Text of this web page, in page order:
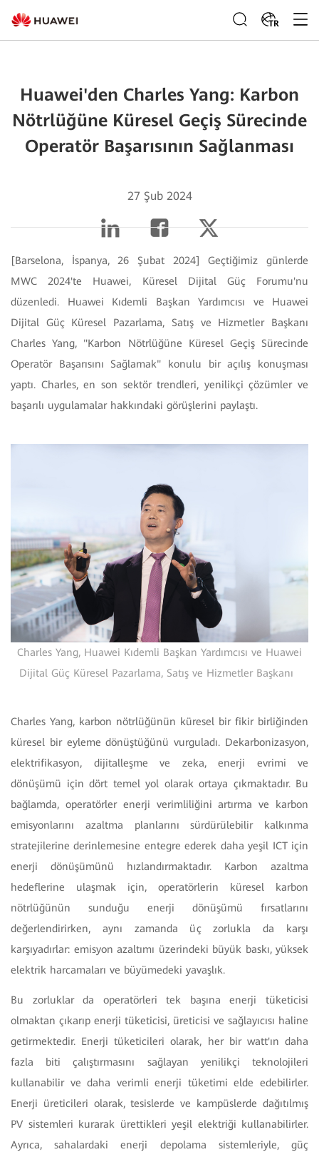
TR
Huawei'den Charles Yang: Karbon
Nötrlüğüne Küresel Geçiş Sürecinde
Operatör Başarısının Sağlanması
27 Şub 2024
[Barselona, İspanya, 26 Şubat 2024] Geçtiğimiz günlerde
MWC 2024'te Huawei, Küresel Dijital Güç Forumu'nu
düzenledi. Huawei Kıdemli Başkan Yardımcısı ve Huawei
Dijital Güç Küresel Pazarlama, Satış ve Hizmetler Başkanı
Charles Yang, "Karbon Nötrlüğüne Küresel Geçiş Sürecinde
Operatör Başarısını Sağlamak" konulu bir açılış konuşması
yaptı. Charles, en son sektör trendleri, yenilikçi çözümler ve
başarılı uygulamalar hakkındaki görüşlerini paylaştı.
Charles Yang, Huawei Kıdemli Başkan Yardımcısı ve Huawei
Dijital Güç Küresel Pazarlama, Satış ve Hizmetler Başkanı
Charles Yang, karbon nötrlüğünün küresel bir fikir birliğinden
küresel bir eyleme dönüştüğünü vurguladı. Dekarbonizasyon,
elektrifikasyon, dijitalleşme ve zeka, enerji evrimi ve
dönüşümü için dört temel yol olarak ortaya çıkmaktadır. Bu
bağlamda, operatörler enerji verimliliğini artırma ve karbon
emisyonlarını azaltma planlarını sürdürülebilir kalkınma
stratejilerine derinlemesine entegre ederek daha yeşil ICT için
enerji dönüşümünü hızlandırmaktadır. Karbon azaltma
hedeflerine ulaşmak için, operatörlerin küresel karbon
nötrlüğünün sunduğu enerji dönüşümü fırsatlarını
değerlendirirken, aynı zamanda üç zorlukla da karşı
karşıyadırlar: emisyon azaltımı üzerindeki büyük baskı, yüksek
elektrik harcamaları ve büyümedeki yavaşlık.
Bu zorluklar da operatörleri tek başına enerji tüketicisi
olmaktan çıkarıp enerji tüketicisi, üreticisi ve sağlayıcısı haline
getirmektedir. Enerji tüketicileri olarak, her bir watt'ın daha
fazla biti çalıştırmasını sağlayan yenilikçi teknolojileri
kullanabilir ve daha verimli enerji tüketimi elde edebilirler.
Enerji üreticileri olarak, tesislerde ve kampüslerde dağıtılmış
PV sistemleri kurarak ürettikleri yeşil elektriği kullanabilirler.
Ayrıca, sahalardaki enerji depolama sistemleriyle, güç